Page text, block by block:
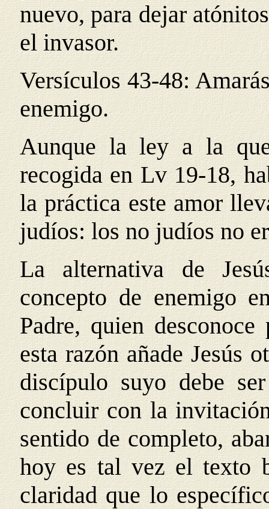
nuevo, para dejar
el invasor.
Versículos 43-48:
enemigo.
Aunque la ley a la
recogida en Lv 19-18,
la práctica este amor
judíos: los no judíos no
La alternativa de
concepto de enemigo
Padre, quien
esta razón añade Jesús
discípulo suyo debe
concluir con la
sentido de completo,
hoy es tal vez el texto
claridad que lo